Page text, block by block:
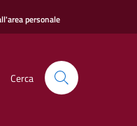
personale
Cerca